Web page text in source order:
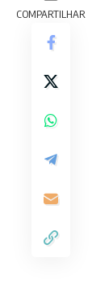
COMPARTILHAR